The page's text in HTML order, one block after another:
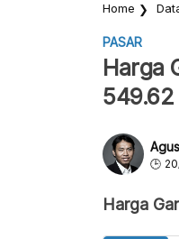
Home
PASAR
Harga
549.62
Harga